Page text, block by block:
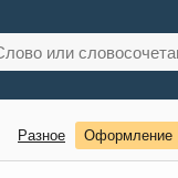
Разное Оформление